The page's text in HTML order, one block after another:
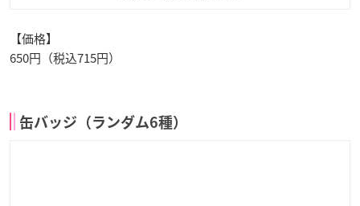
【価格】
650円（税込715円）
缶バッジ（ランダム6種）